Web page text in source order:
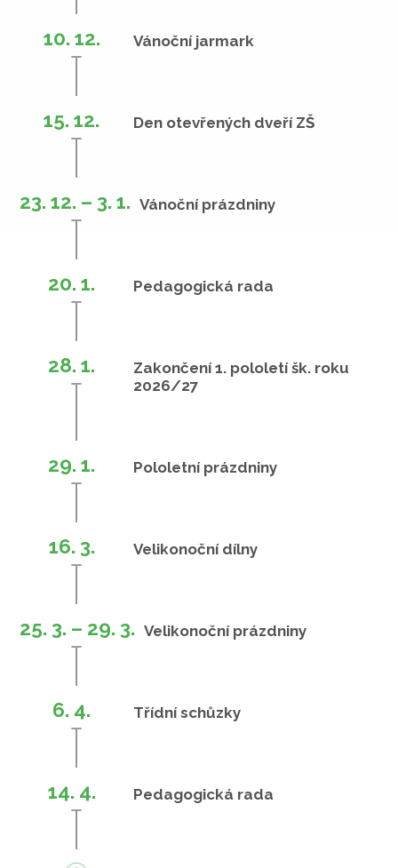
10. 12. Vánoční jarmark
15. 12. Den otevřených dveří ZŠ
23. 12. – 3. 1. Vánoční prázdniny
20. 1. Pedagogická rada
28. 1.
Zakončení 1. pololetí šk. roku
2026/27
29. 1. Pololetní prázdniny
16. 3. Velikonoční dílny
25. 3. – 29. 3. Velikonoční prázdniny
6. 4. Třídní schůzky
14. 4. Pedagogická rada